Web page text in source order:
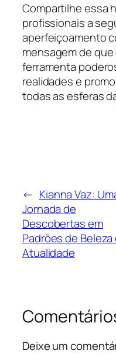
Compartilhe essa
profissionais a
aperfeiçoamento
mensagem de
ferramenta
realidades e
todas as esferas
← Kianna Vaz:
Jornada de
Descobertas em
Padrões de Beleza
Atualidade
Deixe um